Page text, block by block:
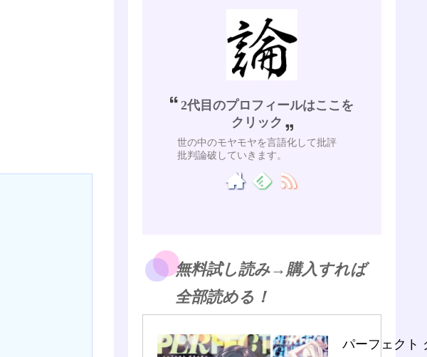
2代目のプロフィールはここを
クリック
世の中のモヤモヤを言語化して批評
批判論破していきます。
無料試し読み→購入すれば
全部読める！
パーフェクト